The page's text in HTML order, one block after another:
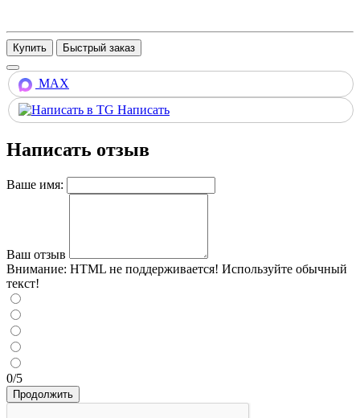
Купить
MAX
Написать
Написать отзыв
Ваше имя:
Ваш отзыв
Внимание: HTML не поддерживается! Используйте обычный
текст!
0/5
Продолжить